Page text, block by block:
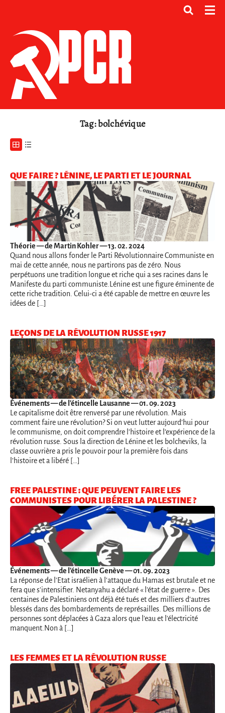
Tag: bolchévique
QUE FAIRE ? LÉNINE, LE PARTI ET LE JOURNAL
Théorie— de Martin Kohler — 13. 02. 2024
Quand nous allons fonder le Parti Révolutionnaire Communiste en
mai de cette année, nous ne partirons pas de zéro. Nous
perpétuons une tradition longue et riche qui a ses racines dans le
Manifeste du parti communiste.Lénine est une figure éminente de
cette riche tradition. Celui-ci a été capable de mettre en œuvre les
idées de […]
LEÇONS DE LA RÉVOLUTION RUSSE 1917
Événements— de l'étincelle Lausanne — 01. 09. 2023
Le capitalisme doit être renversé par une révolution. Mais
comment faire une révolution? Si on veut lutter aujourd’hui pour
le communisme, on doit comprendre l’histoire et l’expérience de la
révolution russe. Sous la direction de Lénine et les bolcheviks, la
classe ouvrière a pris le pouvoir pour la première fois dans
l’histoire et a libéré […]
FREE PALESTINE : QUE PEUVENT FAIRE LES
COMMUNISTES POUR LIBÉRER LA PALESTINE ?
Événements— de l'étincelle Genève — 01. 09. 2023
La réponse de l'Etat israélien à l'attaque du Hamas est brutale et ne
fera que s'intensifier. Netanyahu a déclaré « l'état de guerre ». Des
centaines de Palestiniens ont déjà été tués et des milliers d'autres
blessés dans des bombardements de représailles. Des millions de
personnes sont déplacées à Gaza alors que l'eau et l'électricité
manquent.Non à […]
LES FEMMES ET LA RÉVOLUTION RUSSE